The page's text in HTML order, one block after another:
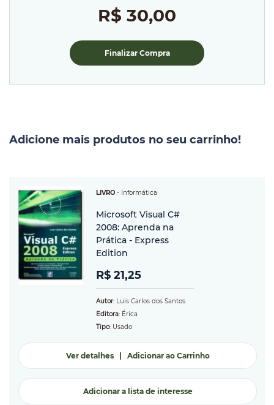
R$ 30,00
Finalizar Compra
Adicione mais produtos no seu carrinho!
LIVRO - Informática
Microsoft Visual C#
2008: Aprenda na
Prática - Express
Edition
R$ 21,25
Autor: Luis Carlos dos Santos
Editora: Érica
Tipo: Usado
Ver detalhes| Adicionar ao Carrinho
Adicionar a lista de interesse